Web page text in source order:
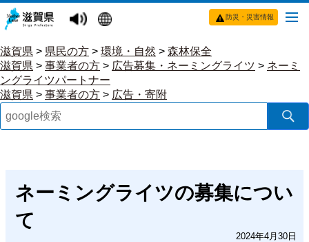
防災・災害情報
滋賀県 > 県民の方 > 環境・自然 > 森林保全
滋賀県 > 事業者の方 > 広告募集・ネーミングライツ > ネーミ
ングライツパートナー
滋賀県 > 事業者の方 > 広告・寄附
ネーミングライツの募集につい
て
2024年4月30日